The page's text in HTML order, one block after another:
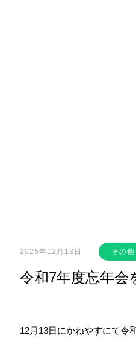
2025年12月13日 その他
令和7年度忘年会
12月13日にかねやすにて令